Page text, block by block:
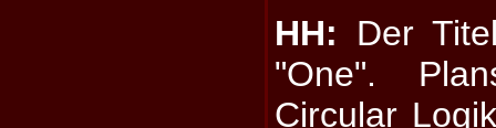
HH: Der
"One".
Circular